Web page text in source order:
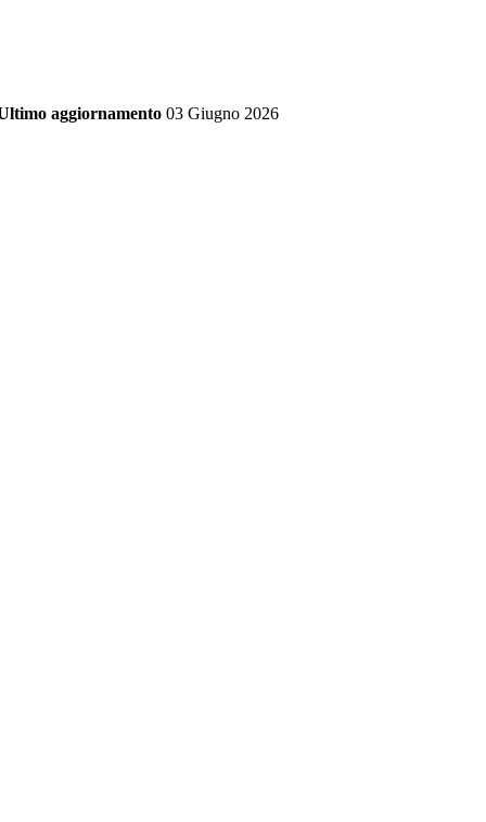
aggiornamento 03 Giugno 2026